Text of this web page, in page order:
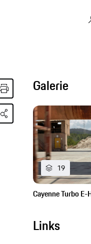
Galerie
19
Cayenne Turbo
Links